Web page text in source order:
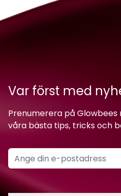
Var först med
Prenumerera på
våra bästa tips, tricks och